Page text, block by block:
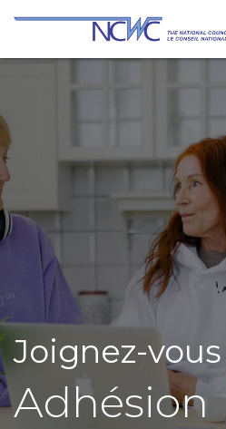
Se rendre au contenu
Joignez-
Adhésion